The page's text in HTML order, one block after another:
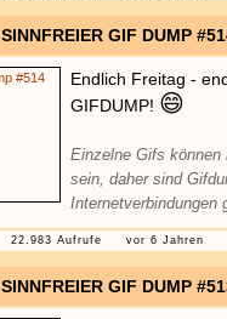
SINNFREIER GIF DUMP
Endlich Freitag -
GIFDUMP! 😄
Einzelne Gifs können
sein, daher sind
Internetverbindungen
22.983 Aufrufe vor 6 Jahren
SINNFREIER GIF DUMP